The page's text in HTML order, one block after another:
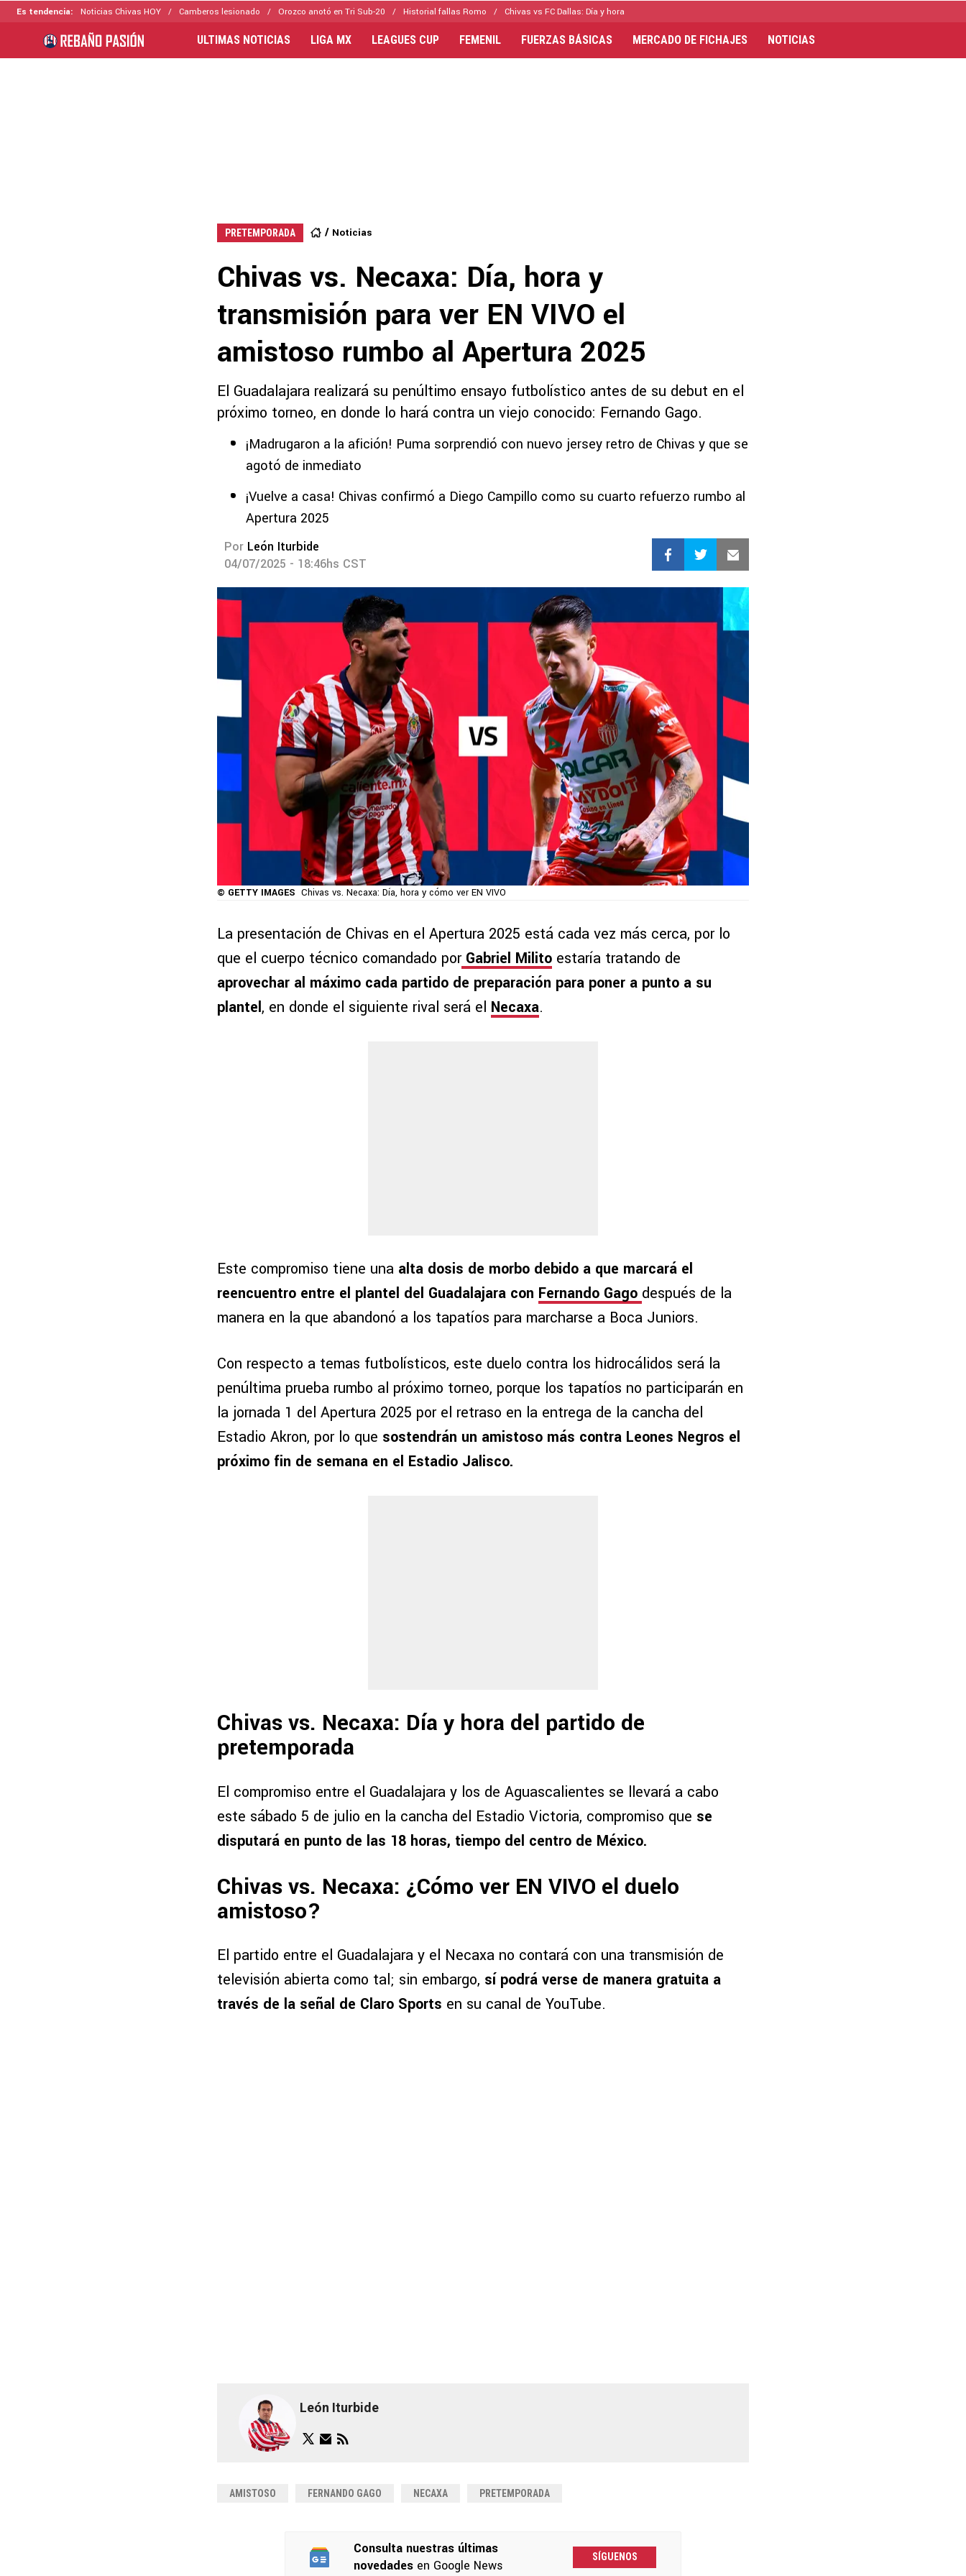
Es tendencia: Noticias Chivas HOY Camberos lesionado Orozco anotó en Tri Sub-20 Historial fallas Romo Chivas vs FC Dallas: Día y hora
ULTIMAS NOTICIAS LIGA MX LEAGUES CUP FEMENIL FUERZAS BÁSICAS MERCADO DE FICHAJES NOTICIAS
PRETEMPORADA Noticias
Chivas vs. Necaxa: Día, hora y
transmisión para ver EN VIVO el
amistoso rumbo al Apertura 2025
El Guadalajara realizará su penúltimo ensayo futbolístico antes de su debut en el
próximo torneo, en donde lo hará contra un viejo conocido: Fernando Gago.
¡Madrugaron a la afición! Puma sorprendió con nuevo jersey retro de Chivas y que se
agotó de inmediato
¡Vuelve a casa! Chivas confirmó a Diego Campillo como su cuarto refuerzo rumbo al
Apertura 2025
Por León Iturbide
04/07/2025 - 18:46hs CST
© GETTY IMAGES Chivas vs. Necaxa: Día, hora y cómo ver EN VIVO
La presentación de Chivas en el Apertura 2025 está cada vez más cerca, por lo
que el cuerpo técnico comandado porGabriel Milito estaría tratando de
aprovechar al máximo cada partido de preparación para poner a punto a su
plantel, en donde el siguiente rival será el Necaxa.
Este compromiso tiene una alta dosis de morbo debido a que marcará el
reencuentro entre el plantel del Guadalajara con Fernando Gago después de la
manera en la que abandonó a los tapatíos para marcharse a Boca Juniors.
Con respecto a temas futbolísticos, este duelo contra los hidrocálidos será la
penúltima prueba rumbo al próximo torneo, porque los tapatíos no participarán en
la jornada 1 del Apertura 2025 por el retraso en la entrega de la cancha del
Estadio Akron, por lo que sostendrán un amistoso más contra Leones Negros el
próximo fin de semana en el Estadio Jalisco.
Chivas vs. Necaxa: Día y hora del partido de
pretemporada
El compromiso entre el Guadalajara y los de Aguascalientes se llevará a cabo
este sábado 5 de julio en la cancha del Estadio Victoria, compromiso que se
disputará en punto de las 18 horas, tiempo del centro de México.
Chivas vs. Necaxa: ¿Cómo ver EN VIVO el duelo
amistoso?
El partido entre el Guadalajara y el Necaxa no contará con una transmisión de
televisión abierta como tal; sin embargo, sí podrá verse de manera gratuita a
través de la señal de Claro Sports en su canal de YouTube.
León Iturbide
AMISTOSO FERNANDO GAGO NECAXA PRETEMPORADA
Consulta nuestras últimas
novedadesen Google News
SÍGUENOS